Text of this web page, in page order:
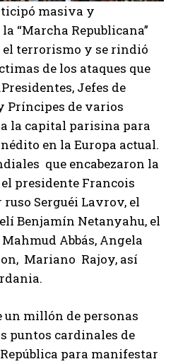
masiva y
“Marcha Republicana”
el terrorismo y se rindió
de los ataques que
Jefes de
Príncipes de varios
la capital parisina para
en la Europa actual.
que encabezaron la
presidente Francois
Serguéi Lavrov, el
Benjamín Netanyahu, el
Abbás, Angela
Mariano Rajoy, así
un millón de personas
puntos cardinales de
para manifestar